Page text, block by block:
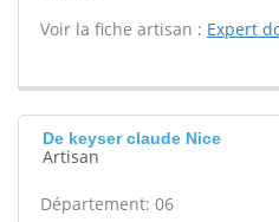
Voir la fiche artisan : Expert
De keyser claude Nice
Artisan
Département: 06